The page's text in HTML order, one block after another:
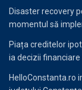
Disaster recovery
momentul să
Piața creditelor
ia decizii financiare
HelloConstanta.ro